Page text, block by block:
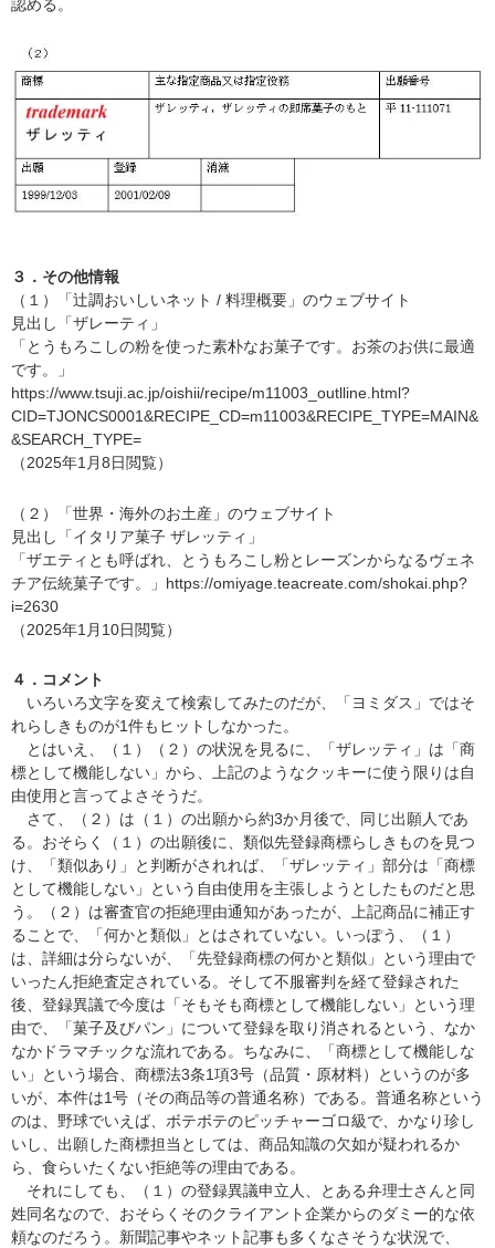
認める。
３．その他情報
（１）「辻調おいしいネット / 料理概要」のウェブサイト
見出し「ザレーティ」
「とうもろこしの粉を使った素朴なお菓子です。お茶のお供に最適
です。」
https://www.tsuji.ac.jp/oishii/recipe/m11003_outlline.html?
CID=TJONCS0001&RECIPE_CD=m11003&RECIPE_TYPE=MAIN&
&SEARCH_TYPE=
（2025年1月8日閲覧）
（２）「世界・海外のお土産」のウェブサイト
見出し「イタリア菓子 ザレッティ」
「ザエティとも呼ばれ、とうもろこし粉とレーズンからなるヴェネ
チア伝統菓子です。」https://omiyage.teacreate.com/shokai.php?
i=2630
（2025年1月10日閲覧）
４．コメント
いろいろ文字を変えて検索してみたのだが、「ヨミダス」ではそ
れらしきものが1件もヒットしなかった。
とはいえ、（１）（２）の状況を見るに、「ザレッティ」は「商
標として機能しない」から、上記のようなクッキーに使う限りは自
由使用と言ってよさそうだ。
さて、（２）は（１）の出願から約3か月後で、同じ出願人であ
る。おそらく（１）の出願後に、類似先登録商標らしきものを見つ
け、「類似あり」と判断がされれば、「ザレッティ」部分は「商標
として機能しない」という自由使用を主張しようとしたものだと思
う。（２）は審査官の拒絶理由通知があったが、上記商品に補正す
ることで、「何かと類似」とはされていない。いっぽう、（１）
は、詳細は分らないが、「先登録商標の何かと類似」という理由で
いったん拒絶査定されている。そして不服審判を経て登録された
後、登録異議で今度は「そもそも商標として機能しない」という理
由で、「菓子及びパン」について登録を取り消されるという、なか
なかドラマチックな流れである。ちなみに、「商標として機能しな
い」という場合、商標法3条1項3号（品質・原材料）というのが多
いが、本件は1号（その商品等の普通名称）である。普通名称という
のは、野球でいえば、ボテボテのピッチャーゴロ級で、かなり珍し
いし、出願した商標担当としては、商品知識の欠如が疑われるか
ら、食らいたくない拒絶等の理由である。
それにしても、（１）の登録異議申立人、とある弁理士さんと同
姓同名なので、おそらくそのクライアント企業からのダミー的な依
頼なのだろう。新聞記事やネット記事も多くなさそうな状況で、